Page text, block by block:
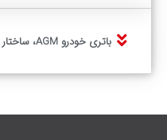
باتری خودرو AGM، ساختار و روش شارژ آن